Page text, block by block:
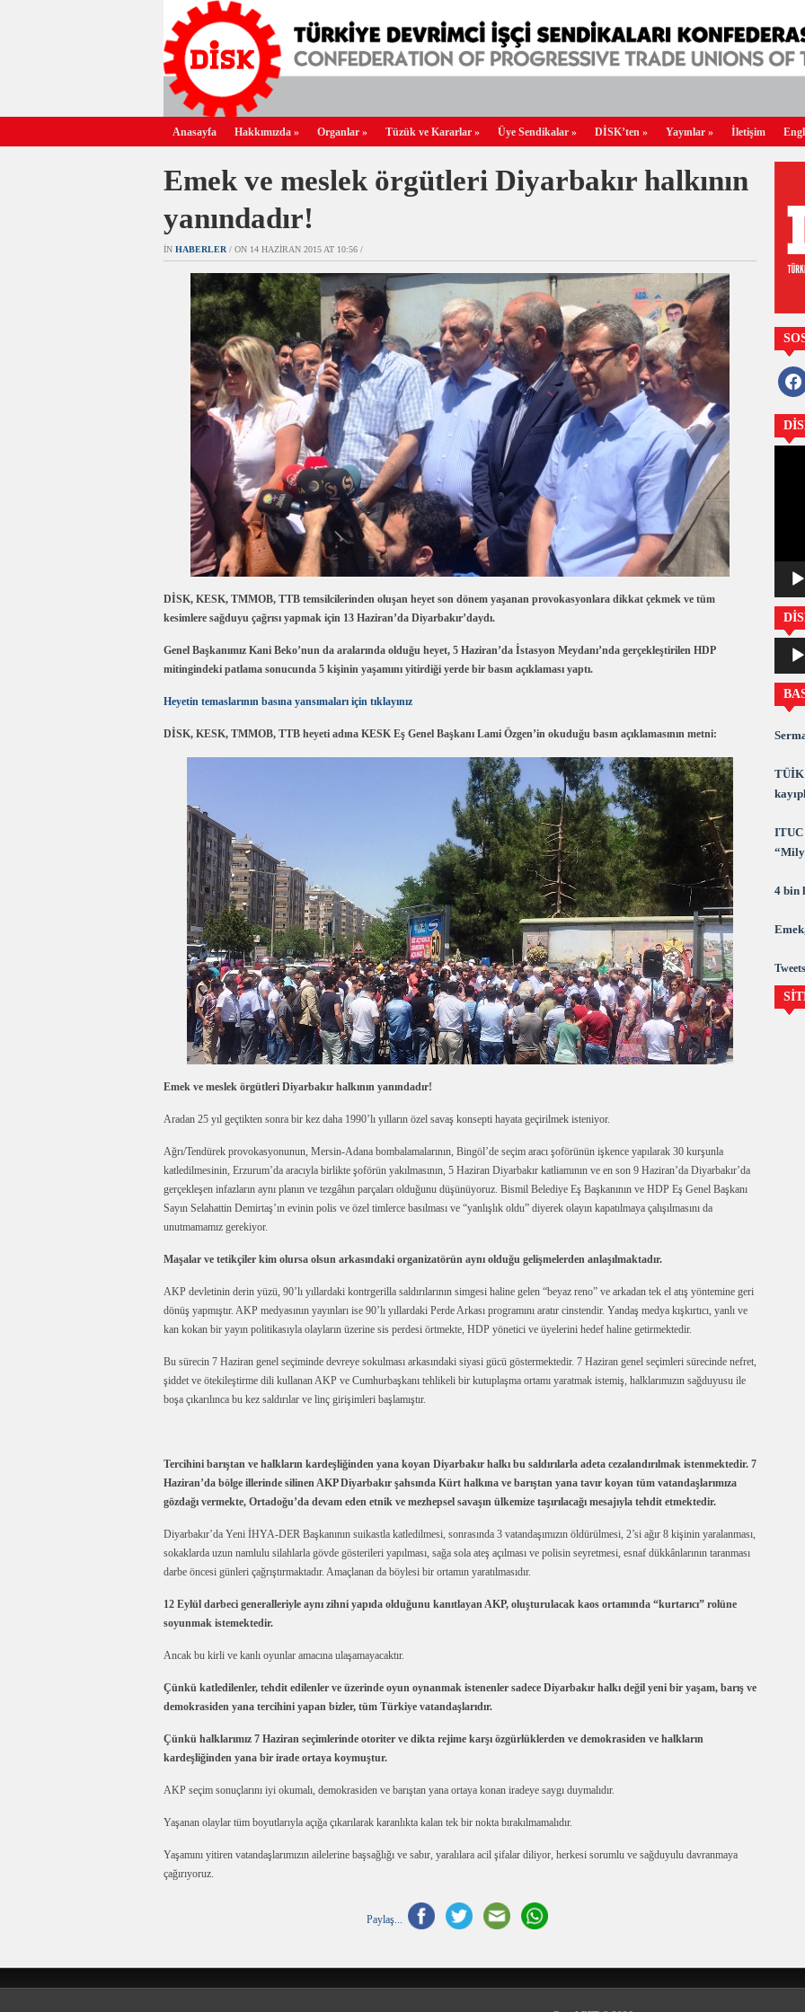
Anasayfa Hakkımızda » Organlar » Tüzük ve Kararlar » Üye Sendikalar » DİSK’ten » Yayınlar » İletişim
Emek ve meslek örgütleri Diyarbakır halkının
yanındadır!
IN HABERLER / ON 14 HAZIRAN 2015 AT 10:56 /
DİSK, KESK, TMMOB, TTB temsilcilerinden oluşan heyet son dönem yaşanan provokasyonlara dikkat çekmek ve tüm
kesimlere sağduyu çağrısı yapmak için 13 Haziran’da Diyarbakır’daydı.
Genel Başkanımız Kani Beko’nun da aralarında olduğu heyet, 5 Haziran’da İstasyon Meydanı’nda gerçekleştirilen HDP
mitingindeki patlama sonucunda 5 kişinin yaşamını yitirdiği yerde bir basın açıklaması yaptı.
Heyetin temaslarının basına yansımaları için tıklayınız
DİSK, KESK, TMMOB, TTB heyeti adına KESK Eş Genel Başkanı Lami Özgen’in okuduğu basın açıklamasının metni:
Emek ve meslek örgütleri Diyarbakır halkının yanındadır!
Aradan 25 yıl geçtikten sonra bir kez daha 1990’lı yılların özel savaş konsepti hayata geçirilmek isteniyor.
Ağrı/Tendürek provokasyonunun, Mersin-Adana bombalamalarının, Bingöl’de seçim aracı şoförünün işkence yapılarak 30 kurşunla
katledilmesinin, Erzurum’da aracıyla birlikte şoförün yakılmasının, 5 Haziran Diyarbakır katliamının ve en son 9 Haziran’da Diyarbakır’da
gerçekleşen infazların aynı planın ve tezgâhın parçaları olduğunu düşünüyoruz. Bismil Belediye Eş Başkanının ve HDP Eş Genel Başkanı
Sayın Selahattin Demirtaş’ın evinin polis ve özel timlerce basılması ve “yanlışlık oldu” diyerek olayın kapatılmaya çalışılmasını da
unutmamamız gerekiyor.
Maşalar ve tetikçiler kim olursa olsun arkasındaki organizatörün aynı olduğu gelişmelerden anlaşılmaktadır.
AKP devletinin derin yüzü, 90’lı yıllardaki kontrgerilla saldırılarının simgesi haline gelen “beyaz reno” ve arkadan tek el atış yöntemine geri
dönüş yapmıştır. AKP medyasının yayınları ise 90’lı yıllardaki Perde Arkası programını aratır cinstendir. Yandaş medya kışkırtıcı, yanlı ve
kan kokan bir yayın politikasıyla olayların üzerine sis perdesi örtmekte, HDP yönetici ve üyelerini hedef haline getirmektedir.
Bu sürecin 7 Haziran genel seçiminde devreye sokulması arkasındaki siyasi gücü göstermektedir. 7 Haziran genel seçimleri sürecinde nefret,
şiddet ve ötekileştirme dili kullanan AKP ve Cumhurbaşkanı tehlikeli bir kutuplaşma ortamı yaratmak istemiş, halklarımızın sağduyusu ile
boşa çıkarılınca bu kez saldırılar ve linç girişimleri başlamıştır.
Tercihini barıştan ve halkların kardeşliğinden yana koyan Diyarbakır halkı bu saldırılarla adeta cezalandırılmak istenmektedir. 7
Haziran’da bölge illerinde silinen AKP Diyarbakır şahsında Kürt halkına ve barıştan yana tavır koyan tüm vatandaşlarımıza
gözdağı vermekte, Ortadoğu’da devam eden etnik ve mezhepsel savaşın ülkemize taşırılacağı mesajıyla tehdit etmektedir.
Diyarbakır’da Yeni İHYA-DER Başkanının suikastla katledilmesi, sonrasında 3 vatandaşımızın öldürülmesi, 2’si ağır 8 kişinin yaralanması,
sokaklarda uzun namlulu silahlarla gövde gösterileri yapılması, sağa sola ateş açılması ve polisin seyretmesi, esnaf dükkânlarının taranması
darbe öncesi günleri çağrıştırmaktadır. Amaçlanan da böylesi bir ortamın yaratılmasıdır.
12 Eylül darbeci generalleriyle aynı zihni yapıda olduğunu kanıtlayan AKP, oluşturulacak kaos ortamında “kurtarıcı” rolüne
soyunmak istemektedir.
Ancak bu kirli ve kanlı oyunlar amacına ulaşamayacaktır.
Çünkü katledilenler, tehdit edilenler ve üzerinde oyun oynanmak istenenler sadece Diyarbakır halkı değil yeni bir yaşam, barış ve
demokrasiden yana tercihini yapan bizler, tüm Türkiye vatandaşlarıdır.
Çünkü halklarımız 7 Haziran seçimlerinde otoriter ve dikta rejime karşı özgürlüklerden ve demokrasiden ve halkların
kardeşliğinden yana bir irade ortaya koymuştur.
AKP seçim sonuçlarını iyi okumalı, demokrasiden ve barıştan yana ortaya konan iradeye saygı duymalıdır.
Yaşanan olaylar tüm boyutlarıyla açığa çıkarılarak karanlıkta kalan tek bir nokta bırakılmamalıdır.
Yaşamını yitiren vatandaşlarımızın ailelerine başsağlığı ve sabır, yaralılara acil şifalar diliyor, herkesi sorumlu ve sağduyulu davranmaya
çağırıyoruz.
Paylaş...
oynatıcı
TÜİK
ITUC
4 bin